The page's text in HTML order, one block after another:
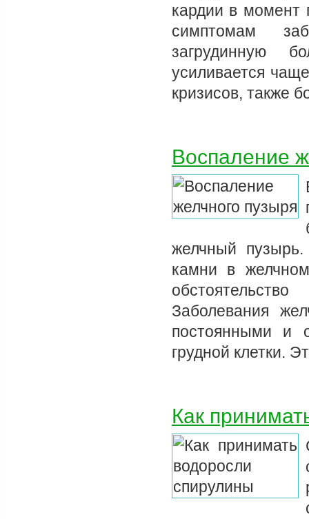
кардии в момент
симптомам
загрудинную
усиливается
кризисов, также
Воспаление
желчный
камни в
Заболевания
постоянными и
грудной клетки.
Как